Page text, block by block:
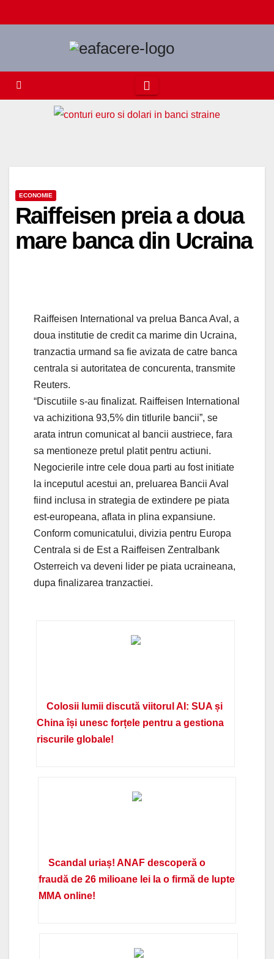
to
ECONOMIE
Raiffeisen preia a doua
mare banca din Ucraina
Raiffeisen International va prelua Banca Aval, a
doua institutie de credit ca marime din Ucraina,
tranzactia urmand sa fie avizata de catre banca
centrala si autoritatea de concurenta, transmite
Reuters.
“Discutiile s-au finalizat. Raiffeisen International
va achizitiona 93,5% din titlurile bancii”, se
arata intrun comunicat al bancii austriece, fara
sa mentioneze pretul platit pentru actiuni.
Negocierile intre cele doua parti au fost initiate
la inceputul acestui an, preluarea Bancii Aval
fiind inclusa in strategia de extindere pe piata
est-europeana, aflata in plina expansiune.
Conform comunicatului, divizia pentru Europa
Centrala si de Est a Raiffeisen Zentralbank
Osterreich va deveni lider pe piata ucraineana,
dupa finalizarea tranzactiei.
Colosii lumii discută viitorul AI: SUA și
China își unesc forțele pentru a gestiona
riscurile globale!
Scandal uriaș! ANAF descoperă o
fraudă de 26 milioane lei la o firmă de lupte
MMA online!